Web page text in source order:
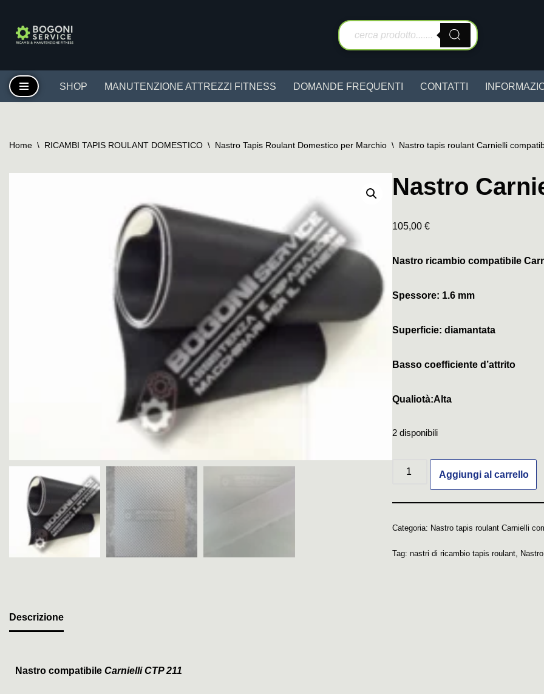
Vai
SHOP MANUTENZIONE ATTREZZI FITNESS DOMANDE FREQUENTI CONTATTI
Home \ RICAMBI TAPIS ROULANT DOMESTICO \ Nastro Tapis Roulant Domestico per Marchio \ Nastro tapis roulant Carnielli
Nastro
105,00 €
Nastro ricambio compatibile
Spessore: 1.6 mm
Superficie: diamantata
Basso coefficiente d’attrito
Qualiotà:Alta
2 disponibili
Aggiungi al carrello
Categoria: Nastro tapis roulant Carnielli
Tag: nastri di ricambio tapis roulant,
Descrizione
Nastro compatibile Carnielli CTP 211